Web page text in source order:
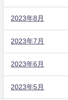
2023年8月
2023年7月
2023年6月
2023年5月